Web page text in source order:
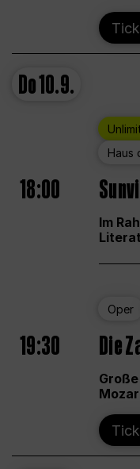
Do10.9.
Haus
18:00
Im
Oper
19:30 Die